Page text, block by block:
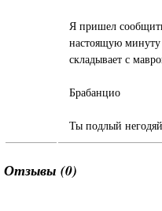
Я пришел
настоящую минуту
складывает с
Брабанцио
Ты подлый негодяй.
Отзывы (0)